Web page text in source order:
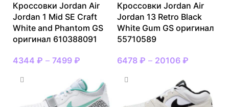
Кроссовки Jordan Air
Jordan 1 Mid SE Craft
White and Phantom GS
оригинал 610388091
4344 ₽ – 7499 ₽
Кроссовки Jordan Air
Jordan 13 Retro Black
White Gum GS оригинал
55710589
6478 ₽ – 20106 ₽